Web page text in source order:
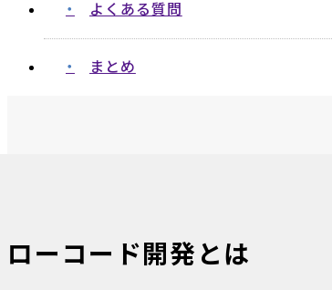
よくある質問
まとめ
ローコード開発とは